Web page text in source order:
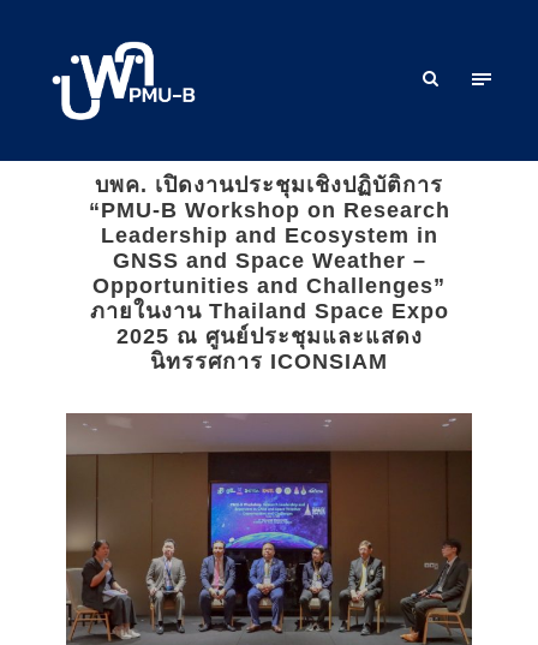
บพค. เปิดงานประชุมเชิงปฏิบัติการ
“PMU-B Workshop on Research
Leadership and Ecosystem in
GNSS and Space Weather –
Opportunities and Challenges”
ภายในงาน Thailand Space Expo
2025 ณ ศูนย์ประชุมและแสดง
นิทรรศการ ICONSIAM